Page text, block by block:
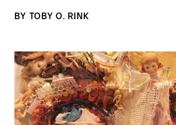
Founders Paradise
BY TOBY O. RINK